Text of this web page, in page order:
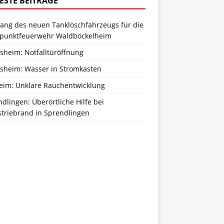
des neuen Tanklöschfahrzeugs für die
Waldböckelheim
Notfalltüröffnung
Wasser in Stromkasten
Unklare Rauchentwicklung
Überörtliche Hilfe bei
in Sprendlingen